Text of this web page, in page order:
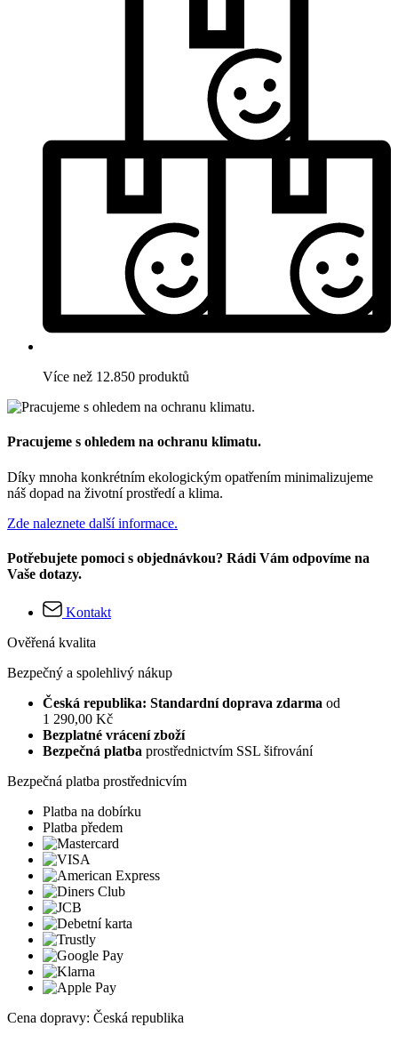
Více než 12.850 produktů
Pracujeme s ohledem na ochranu klimatu.
Díky mnoha konkrétním ekologickým opatřením minimalizujeme
náš dopad na životní prostředí a klima.
Zde naleznete další informace.
Potřebujete pomoci s objednávkou? Rádi Vám odpovíme na
Vaše dotazy.
Kontakt
Ověřená kvalita
Bezpečný a spolehlivý nákup
Česká republika: Standardní doprava zdarma od
1 290,00 Kč
Bezplatné vrácení zboží
Bezpečná platba prostřednictvím SSL šifrování
Bezpečná platba prostřednicvím
Platba na dobírku
Platba předem
Cena dopravy: Česká republika